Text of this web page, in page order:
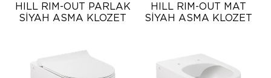
HILL RIM-OUT PARLAK
SİYAH ASMA KLOZET
HILL RIM-OUT MAT
SİYAH ASMA KLOZET